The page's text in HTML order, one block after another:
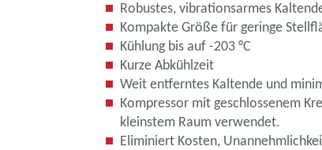
Robustes, vibrationsarmes
Kompakte Größe für geringe
Kühlung bis auf -203 °C
Kurze Abkühlzeit
Weit entferntes Kaltende und
Kompressor mit geschlossenem
kleinstem Raum verwendet.
Eliminiert Kosten,